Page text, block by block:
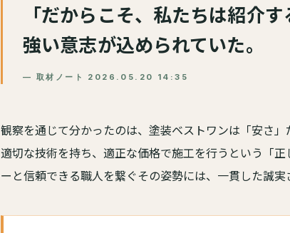
「だからこそ、私たちは紹介
強い意志が込められていた。
— 取材ノート 2026.05.20 14:35
観察を通じて分かったのは、塗装ベストワンは「安さ
適切な技術を持ち、適正な価格で施工を行うという「
ーと信頼できる職人を繋ぐその姿勢には、一貫した誠実